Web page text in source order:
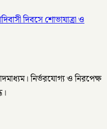
দিবসে শোভাযাত্রা ও
নির্ভরযোগ্য ও নিরপেক্ষ